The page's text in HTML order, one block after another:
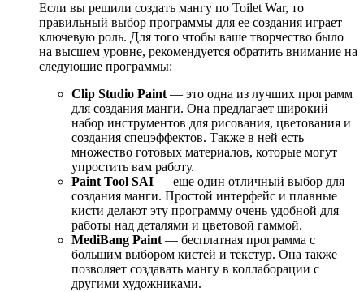
Если вы решили создать мангу по Toilet War, то
правильный выбор программы для ее создания играет
ключевую роль. Для того чтобы ваше творчество было
на высшем уровне, рекомендуется обратить внимание на
следующие программы:
Clip Studio Paint — это одна из лучших программ
для создания манги. Она предлагает широкий
набор инструментов для рисования, цветования и
создания спецэффектов. Также в ней есть
множество готовых материалов, которые могут
упростить вам работу.
Paint Tool SAI — еще один отличный выбор для
создания манги. Простой интерфейс и плавные
кисти делают эту программу очень удобной для
работы над деталями и цветовой гаммой.
MediBang Paint — бесплатная программа с
большим выбором кистей и текстур. Она также
позволяет создавать мангу в коллаборации с
другими художниками.